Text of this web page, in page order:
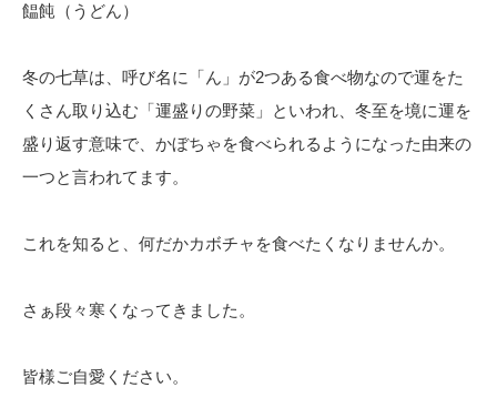
饂飩（うどん）
冬の七草は、呼び名に「ん」が2つある食べ物なので運をた
くさん取り込む「運盛りの野菜」といわれ、冬至を境に運を
盛り返す意味で、かぼちゃを食べられるようになった由来の
一つと言われてます。
これを知ると、何だかカボチャを食べたくなりませんか。
さぁ段々寒くなってきました。
皆様ご自愛ください。